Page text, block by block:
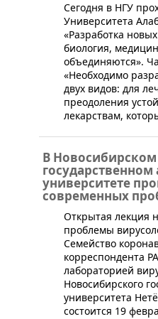
​Сегодня в НГУ
Университета
«Разработка
биология,
объединяются».
«Необходимо
двух видов: для
преодоления
лекарствам,
В Новосибирском
государственном
университете
современных
Открытая лекция
проблемы
Семейство
корреспондента
лабораторией
Новосибирского
университета
состоится 19